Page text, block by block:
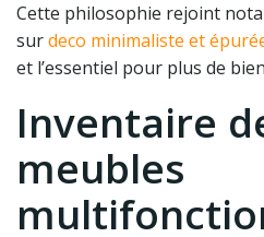
Cette philosophie rejoint
surdeco minimaliste et
et l’essentiel pour plus de
Inventaire
meubles